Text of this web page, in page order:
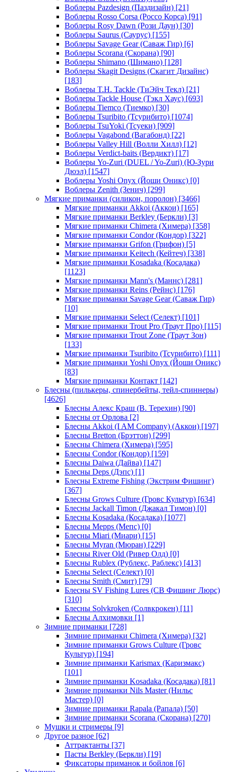
Воблеры Pazdesign (Паздизайн) [21]
Воблеры Rosso Corsa (Россо Корса) [91]
Воблеры Rosy Dawn (Рози Даун) [30]
Воблеры Saurus (Саурус) [155]
Воблеры Savage Gear (Саваж Гир) [6]
Воблеры Scorana (Скорана) [90]
Воблеры Shimano (Шимано) [128]
Воблеры Skagit Designs (Скагит Дизайнс)
[183]
Воблеры T.H. Tackle (ТиЭйч Текл) [21]
Воблеры Tackle House (Тэкл Хаус) [693]
Воблеры Tiemco (Тиемко) [30]
Воблеры Tsuribito (Тсурибито) [1074]
Воблеры TsuYoki (Тсуеки) [909]
Воблеры Vagabond (Вагабонд) [22]
Воблеры Valley Hill (Волли Хилл) [12]
Воблеры Verdict-baits (Вердикт) [17]
Воблеры Yo-Zuri (DUEL / Yo-Zuri) (Ю-Зури
Дюэл) [1547]
Воблеры Yoshi Onyx (Йоши Оникс) [0]
Воблеры Zenith (Зенич) [299]
Мягкие приманки (силикон, поролон) [3466]
Мягкие приманки Akkoi (Аккои) [165]
Мягкие приманки Berkley (Беркли) [3]
Мягкие приманки Chimera (Химера) [358]
Мягкие приманки Condor (Кондор) [322]
Мягкие приманки Grifon (Грифон) [5]
Мягкие приманки Keitech (Кейтеч) [338]
Мягкие приманки Kosadaka (Косадака)
[1123]
Мягкие приманки Mann's (Маннс) [281]
Мягкие приманки Reins (Рейнс) [176]
Мягкие приманки Savage Gear (Саваж Гир)
[10]
Мягкие приманки Select (Селект) [101]
Мягкие приманки Trout Pro (Траут Про) [115]
Мягкие приманки Trout Zone (Траут Зон)
[133]
Мягкие приманки Tsuribito (Тсурибито) [111]
Мягкие приманки Yoshi Onyx (Йоши Оникс)
[83]
Мягкие приманки Контакт [142]
Блесны (пилькеры, спинербейты, тейл-спиннеры)
[4626]
Блесны Алекс Краш (В. Терехин) [90]
Блесны от Орлова [2]
Блесны Akkoi (I AM Company) (Аккои) [197]
Блесны Bretton (Брэттон) [299]
Блесны Chimera (Химера) [595]
Блесны Condor (Кондор) [159]
Блесны Daiwa (Дайва) [147]
Блесны Deps (Дэпс) [1]
Блесны Extreme Fishing (Экстрим Фишинг)
[367]
Блесны Grows Culture (Гровс Культур) [634]
Блесны Jackall Timon (Джакал Тимон) [0]
Блесны Kosadaka (Косадака) [1077]
Блесны Mepps (Мепс) [0]
Блесны Miari (Миари) [15]
Блесны Myran (Мюран) [229]
Блесны River Old (Ривер Олд) [0]
Блесны Rublex (Рублекс, Раблекс) [413]
Блесны Select (Селект) [0]
Блесны Smith (Смит) [79]
Блесны SV Fishing Lures (СВ Фишинг Люрс)
[310]
Блесны Solvkroken (Солвкрокен) [11]
Блесны Алхимовки [1]
Зимние приманки [728]
Зимние приманки Chimera (Химера) [32]
Зимние приманки Grows Culture (Гровс
Культур) [194]
Зимние приманки Karismax (Каризмакс)
[101]
Зимние приманки Kosadaka (Косадака) [81]
Зимние приманки Nils Master (Нильс
Мастер) [0]
Зимние приманки Rapala (Рапала) [50]
Зимние приманки Scorana (Скорана) [270]
Мушки и стримеры [9]
Другое разное [62]
Аттрактанты [37]
Пасты Berkley (Беркли) [19]
Фиксаторы приманок и бойлов [6]